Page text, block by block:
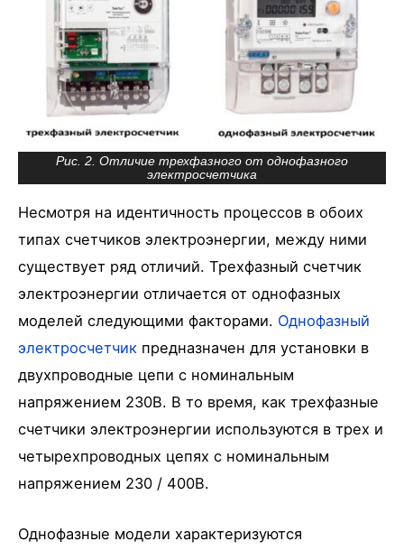
Рис. 2. Отличие трехфазного от однофазного
электросчетчика
Несмотря на идентичность процессов в обоих
типах счетчиков электроэнергии, между ними
существует ряд отличий. Трехфазный счетчик
электроэнергии отличается от однофазных
моделей следующими факторами. Однофазный
электросчетчик предназначен для установки в
двухпроводные цепи с номинальным
напряжением 230В. В то время, как трехфазные
счетчики электроэнергии используются в трех и
четырехпроводных цепях с номинальным
напряжением 230 / 400В.
Однофазные модели характеризуются